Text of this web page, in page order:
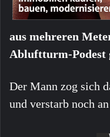
aus mehreren
Abluftturm-Podest
Der Mann zog sich
und verstarb noch